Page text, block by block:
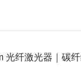
光纤激光器｜碳